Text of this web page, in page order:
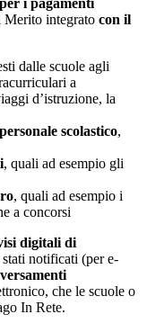
per i pagamenti
Merito integrato con il
dalle scuole agli
a
d’istruzione, la
scolastico,
, quali ad esempio gli
, quali ad esempio i
a concorsi
digitali di
notificati (per e-
versamenti
che le scuole o
In Rete.